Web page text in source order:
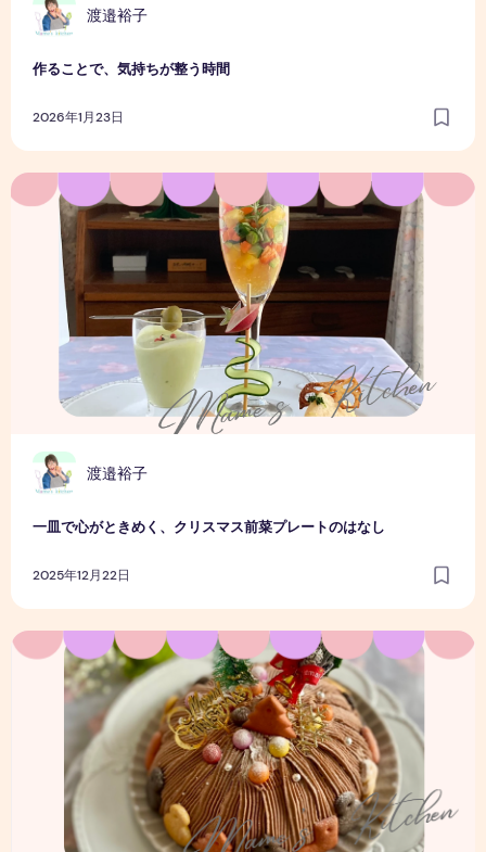
渡邉裕子
作ることで、気持ちが整う時間
2026年1月23日
渡邉裕子
一皿で心がときめく、クリスマス前菜プレートのはなし
2025年12月22日
一皿で心がときめく、クリスマス前菜プレートのはなし
クリスマスまでの時間も楽しみたい｜わが家のクリスマスケ